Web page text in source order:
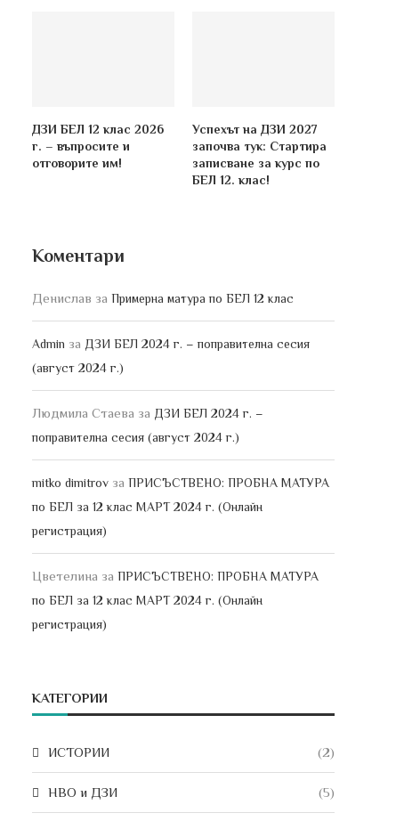
ДЗИ БЕЛ 12 клас 2026
г. – въпросите и
отговорите им!
Успехът на ДЗИ 2027
започва тук: Стартира
записване за курс по
БЕЛ 12. клас!
Коментари
Денислав за Примерна матура по БЕЛ 12 клас
Admin за ДЗИ БЕЛ 2024 г. – поправителна сесия
(август 2024 г.)
Людмила Стаева за ДЗИ БЕЛ 2024 г. –
поправителна сесия (август 2024 г.)
mitko dimitrov за ПРИСЪСТВЕНО: ПРОБНА МАТУРА
по БЕЛ за 12 клас МАРТ 2024 г. (Онлайн
регистрация)
Цветелина за ПРИСЪСТВЕНО: ПРОБНА МАТУРА
по БЕЛ за 12 клас МАРТ 2024 г. (Онлайн
регистрация)
КАТЕГОРИИ
ИСТОРИИ (2)
НВО и ДЗИ (5)